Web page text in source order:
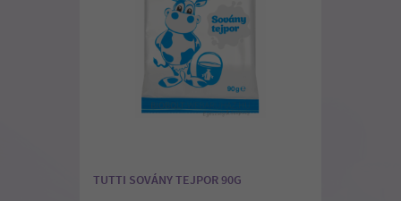
TUTTI SOVÁNY TEJPOR 90G